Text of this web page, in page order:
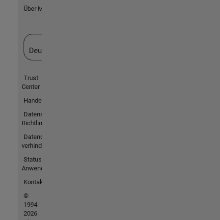
Über MathWorks
Deutschland
Trust
Center
Handelsmarken
Datenschutz-
Richtlinien
Datendiebstahl
verhindern
Status von
Anwendungen
Kontakt
©
1994-
2026